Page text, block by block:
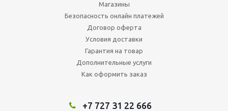
Магазины
Безопасность онлайн платежей
Договор оферта
Условия доставки
Гарантия на товар
Дополнительные услуги
Как оформить заказ
+7 727 31 22 666